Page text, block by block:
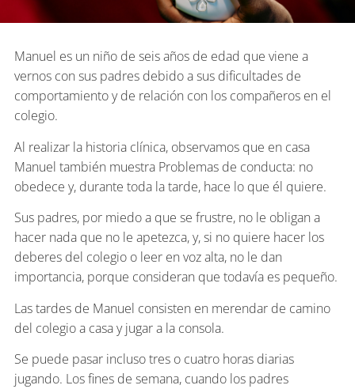
Manuel es un niño de seis años de edad que viene a
vernos con sus padres debido a sus dificultades de
comportamiento y de relación con los compañeros en el
colegio.
Al realizar la historia clínica, observamos que en casa
Manuel también muestra Problemas de conducta: no
obedece y, durante toda la tarde, hace lo que él quiere.
Sus padres, por miedo a que se frustre, no le obligan a
hacer nada que no le apetezca, y, si no quiere hacer los
deberes del colegio o leer en voz alta, no le dan
importancia, porque consideran que todavía es pequeño.
Las tardes de Manuel consisten en merendar de camino
del colegio a casa y jugar a la consola.
Se puede pasar incluso tres o cuatro horas diarias
jugando. Los fines de semana, cuando los padres